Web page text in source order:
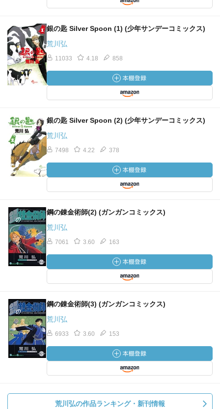
銀の匙 Silver Spoon (1) (少年サンデーコミックス)
荒川弘
11033 4.18 858
銀の匙 Silver Spoon (2) (少年サンデーコミックス)
荒川弘
7498 4.22 378
鋼の錬金術師(2) (ガンガンコミックス)
荒川弘
7061 3.60 163
鋼の錬金術師(3) (ガンガンコミックス)
荒川弘
6933 3.60 153
荒川弘の作品ランキング・新刊情報